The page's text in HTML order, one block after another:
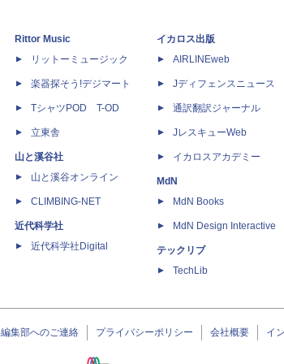
Rittor Music
リットーミュージック
楽器探そう!デジマート
TシャツPOD T-OD
立東舎
山と溪谷社
山と溪谷オンライン
CLIMBING-NET
近代科学社
近代科学社Digital
イカロス出版
AIRLINEweb
Jディフェンスニュース
通訳翻訳ジャーナル
JレスキューWeb
イカロスアカデミー
MdN
MdN Books
MdN Design Interactive
テックリブ
TechLib
編集部へのご連絡 プライバシーポリシー 会社概要 イ